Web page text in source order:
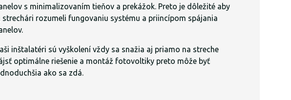
s minimalizovaním tieňov a prekážok. Preto je dôležité aby
strechári rozumeli fungovaniu systému a priincípom spájania
inštalatéri sú vyškolení vždy sa snažia aj priamo na streche
optimálne riešenie a montáž fotovoltiky preto môže byť
ako sa zdá.